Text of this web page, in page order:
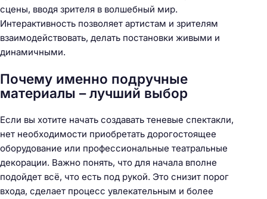
сцены, вводя зрителя в волшебный мир.
Интерактивность позволяет артистам и зрителям
взаимодействовать, делать постановки живыми и
динамичными.
Почему именно подручные
материалы – лучший выбор
Если вы хотите начать создавать теневые спектакли,
нет необходимости приобретать дорогостоящее
оборудование или профессиональные театральные
декорации. Важно понять, что для начала вполне
подойдет всё, что есть под рукой. Это снизит порог
входа, сделает процесс увлекательным и более